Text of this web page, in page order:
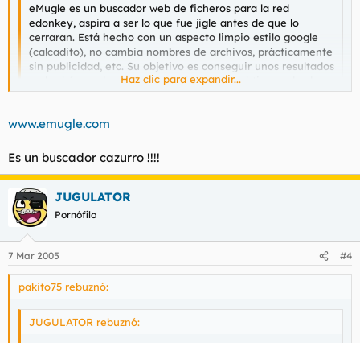
eMugle es un buscador web de ficheros para la red
edonkey, aspira a ser lo que fue jigle antes de que lo
cerraran. Está hecho con un aspecto limpio estilo google
(calcadito), no cambia nombres de archivos, prácticamente
sin publicidad, etc. Su objetivo es conseguir unos resultados
en las búsquedas mejores que los que se obtienen desde
dentro de eMule o Lphant y sin cargar a los servidores
fichas de los enlaces. La búsqueda avanzada dispone
Además está disponible un plugin para hacer las busquedas
en la red edonkey desde la barra de busquedas de Firefox.
Es muy simple y da muy buenos resultados
esta maravilla de Dios.
Gracias.
Haz clic para expandir...
www.emugle.com
Es un buscador cazurro !!!!
JUGULATOR
Pornófilo
7 Mar 2005 #4
pakito75 rebuznó:
JUGULATOR rebuznó: